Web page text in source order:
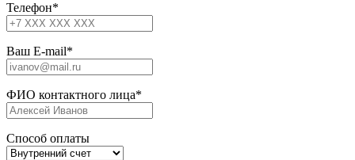
Телефон*
Ваш E-mail*
ФИО контактного лица*
Способ оплаты